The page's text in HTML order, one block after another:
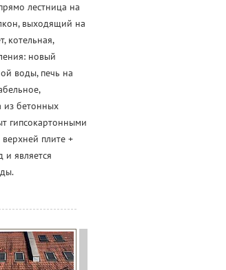
лестница на
выходящий на
котельная,
новый
воды, печь на
из бетонных
гипсокартонными
плите +
является